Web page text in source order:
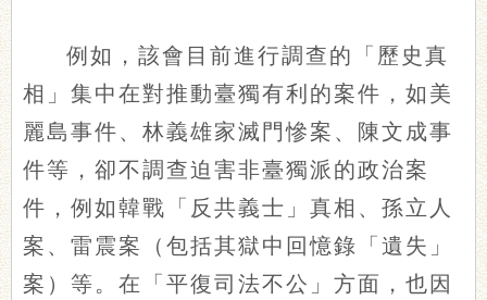
例如，該會目前進行調查的「歷史真
相」集中在對推動臺獨有利的案件，如美
麗島事件、林義雄家滅門慘案、陳文成事
件等，卻不調查迫害非臺獨派的政治案
件，例如韓戰「反共義士」真相、孫立人
案、雷震案（包括其獄中回憶錄「遺失」
案）等。在「平復司法不公」方面，也因